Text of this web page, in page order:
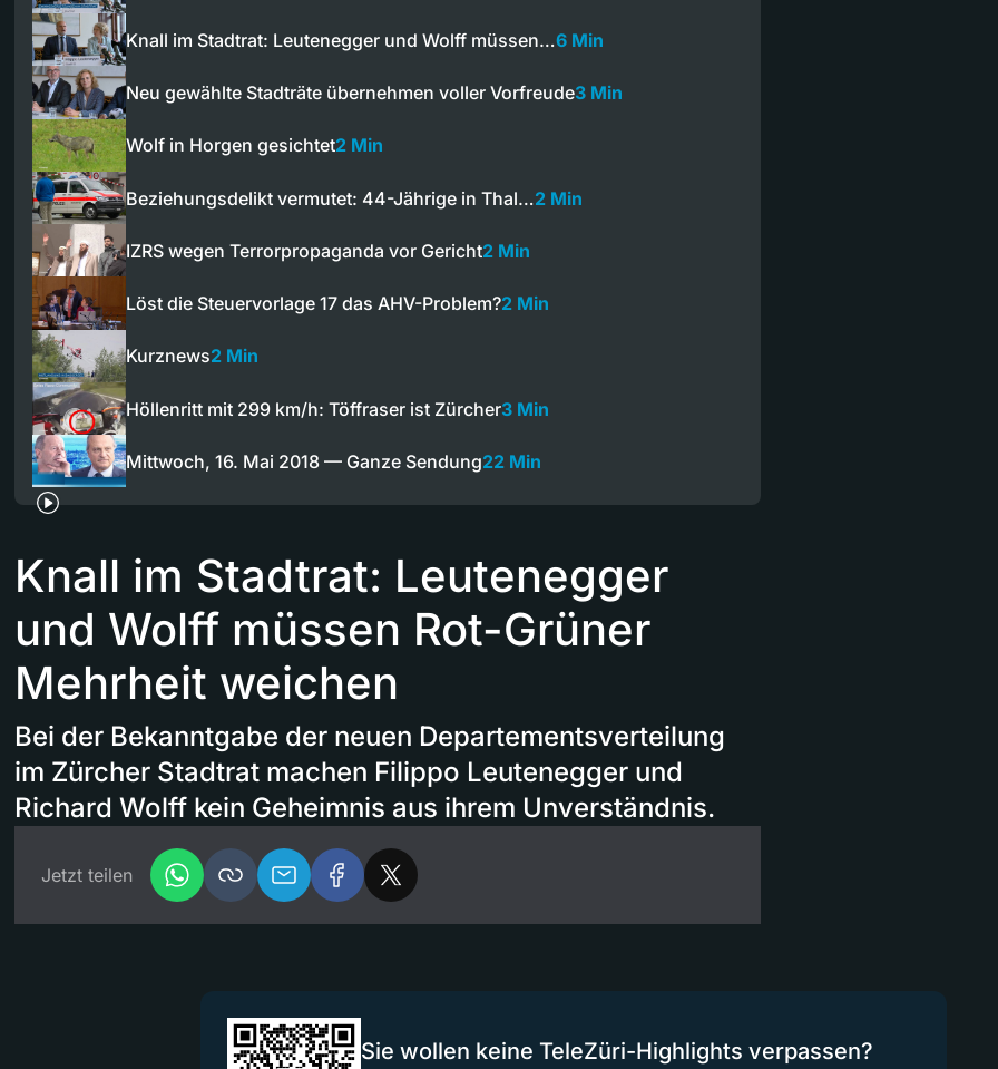
Knall im Stadtrat: Leutenegger und Wolff müssen…6 Min
Neu gewählte Stadträte übernehmen voller Vorfreude3 Min
Wolf in Horgen gesichtet2 Min
Beziehungsdelikt vermutet: 44-Jährige in Thal…2 Min
IZRS wegen Terrorpropaganda vor Gericht2 Min
Löst die Steuervorlage 17 das AHV-Problem?2 Min
Kurznews2 Min
Höllenritt mit 299 km/h: Töffraser ist Zürcher3 Min
Mittwoch, 16. Mai 2018 — Ganze Sendung22 Min
Knall im Stadtrat: Leutenegger
und Wolff müssen Rot-Grüner
Mehrheit weichen
Bei der Bekanntgabe der neuen Departementsverteilung
im Zürcher Stadtrat machen Filippo Leutenegger und
Richard Wolff kein Geheimnis aus ihrem Unverständnis.
Jetzt teilen
Sie wollen keine TeleZüri-Highlights verpassen?